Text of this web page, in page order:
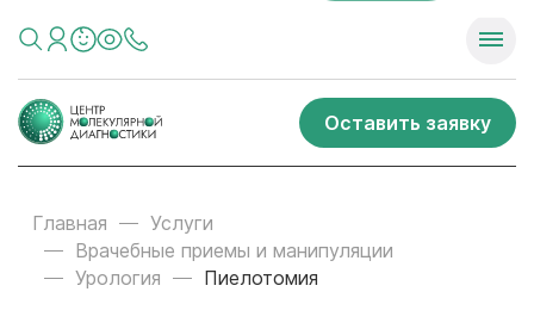
Оставить заявку
Главная
Услуги
Врачебные приемы и манипуляции
Урология
Пиелотомия